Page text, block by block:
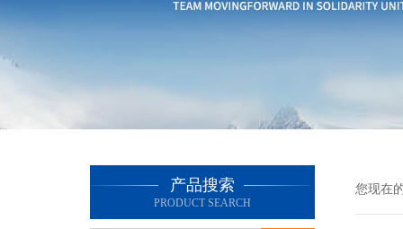
产品搜索
PRODUCT SEARCH
您现在